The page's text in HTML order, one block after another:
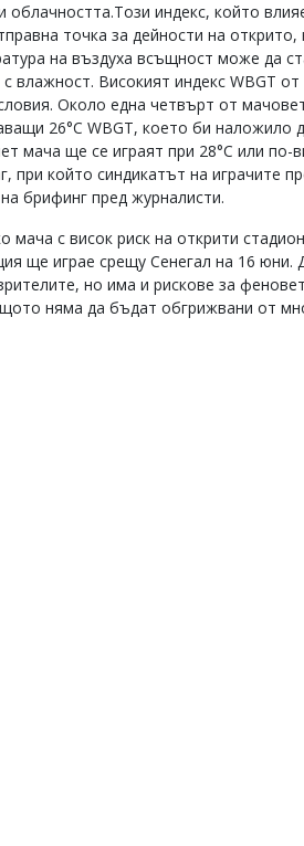
индекс, който
точка за дейности на
на въздуха всъщност може да
Високият индекс WBGT от
Около една четвърт от
26°C WBGT, което би
мача ще се играят при 28°C или
при който синдикатът на играчите
брифинг пред журналисти.
мача с висок риск на открити
играе срещу Сенегал на 16 юни.
но има и рискове за
няма да бъдат обгрижвани от